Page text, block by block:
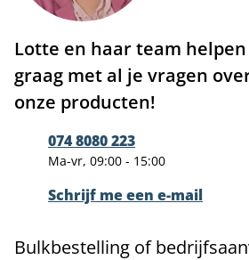
Lotte en haar team
graag met al je vragen
onze producten!
074 8080 223
Ma-vr, 09:00 - 15:00
Schrijf me een e-mail
Bulkbestelling of